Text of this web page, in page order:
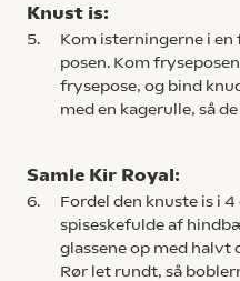
Knust is:
5.
Kom isterningerne i en
posen. Kom
frysepose, og bind
med en kagerulle, så
Samle Kir Royal:
6.
Fordel den knuste is i
spiseskefulde af
glassene op med
Rør let rundt, så